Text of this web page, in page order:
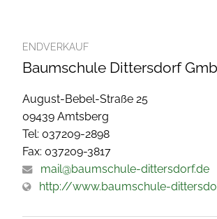
ENDVERKAUF
Baumschule Dittersdorf
August-Bebel-Straße 25
09439 Amtsberg
Tel: 037209-2898
Fax: 037209-3817
mail@baumschule-dittersdorf.de
http://www.baumschule-